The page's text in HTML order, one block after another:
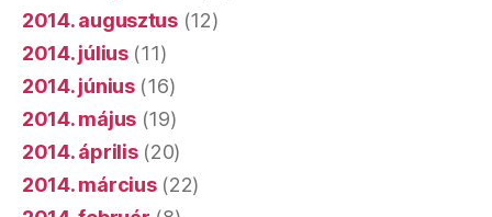
2014. augusztus(12)
2014. július(11)
2014. június(16)
2014. május (19)
2014. április(20)
2014. március(22)